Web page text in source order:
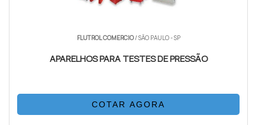
FLUTROL COMERCIO/ SÃO PAULO - SP
APARELHOS PARA TESTES DE PRESSÃO
COTAR AGORA